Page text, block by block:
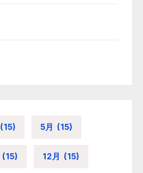
(15) 5月 (15)
(15) 12月 (15)